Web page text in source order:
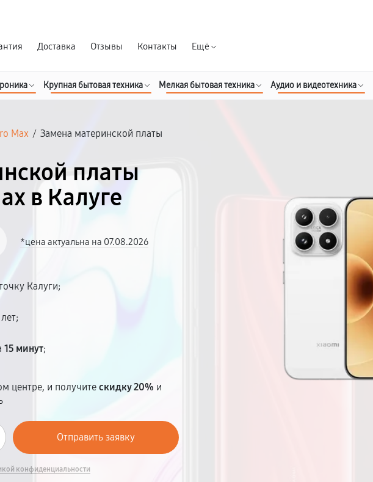
Доставка Отзывы Контакты Ещё
Крупная бытовая техника Мелкая бытовая техника Аудио и видеотехника
Max / Замена материнской платы
платы
в Калуге
*цена актуальна на 07.08.2026
Калуги;
15 минут;
центре, и получитескидку 20% и
конфиденциальности